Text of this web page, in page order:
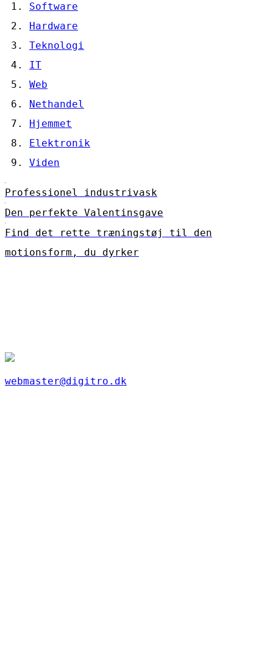
Software
Hardware
Teknologi
IT
Web
Nethandel
Hjemmet
Elektronik
Viden
Professionel industrivask
Den perfekte Valentinsgave
Find det rette træningstøj til den
motionsform, du dyrker
webmaster@digitro.dk